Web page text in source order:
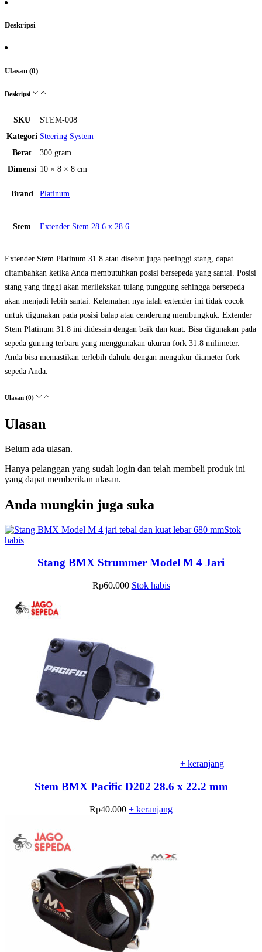
Deskripsi
Ulasan (0)
Deskripsi
SKU
STEM-008
Kategori Steering System
Berat
300 gram
Dimensi 10 × 8 × 8 cm
Brand Platinum
Stem Extender Stem 28.6 x 28.6
Extender Stem Platinum 31.8 atau disebut juga peninggi stang, dapat
ditambahkan ketika Anda membutuhkan posisi bersepeda yang santai. Posisi
stang yang tinggi akan merilekskan tulang punggung sehingga bersepeda
akan menjadi lebih santai. Kelemahan nya ialah extender ini tidak cocok
untuk digunakan pada posisi balap atau cenderung membungkuk. Extender
Stem Platinum 31.8 ini didesain dengan baik dan kuat. Bisa digunakan pada
sepeda gunung terbaru yang menggunakan ukuran fork 31.8 milimeter.
Anda bisa memastikan terlebih dahulu dengan mengukur diameter fork
sepeda Anda.
Ulasan (0)
Ulasan
Belum ada ulasan.
Hanya pelanggan yang sudah login dan telah membeli produk ini
yang dapat memberikan ulasan.
Anda mungkin juga suka
Stok
habis
Stang BMX Strummer Model M 4 Jari
Rp60.000 Stok habis
+ keranjang
Stem BMX Pacific D202 28.6 x 22.2 mm
Rp40.000 + keranjang